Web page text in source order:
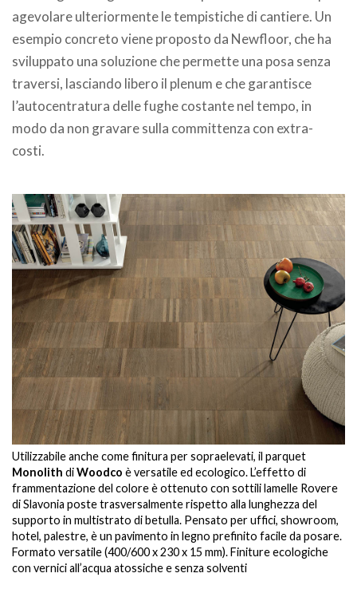
agevolare ulteriormente le tempistiche di cantiere. Un
esempio concreto viene proposto da Newfloor, che ha
sviluppato una soluzione che permette una posa senza
traversi, lasciando libero il plenum e che garantisce
l’autocentratura delle fughe costante nel tempo, in
modo da non gravare sulla committenza con extra-
costi.
Utilizzabile anche come finitura per sopraelevati, il parquet
Monolith diWoodco è versatile ed ecologico. L’effetto di
frammentazione del colore è ottenuto con sottili lamelle Rovere
di Slavonia poste trasversalmente rispetto alla lunghezza del
supporto in multistrato di betulla. Pensato per uffici, showroom,
hotel, palestre, è un pavimento in legno prefinito facile da posare.
Formato versatile (400/600 x 230 x 15 mm). Finiture ecologiche
con vernici all’acqua atossiche e senza solventi